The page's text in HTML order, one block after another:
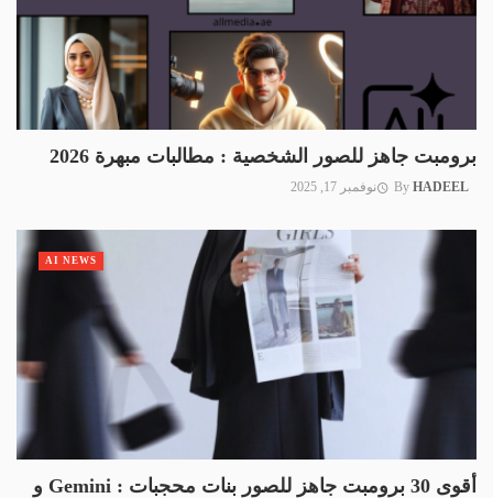
برومبت جاهز للصور الشخصية : مطالبات مبهرة 2026
By HADEEL نوفمبر 17, 2025
أقوى 30 برومبت جاهز للصور بنات محجبات : Gemini و
AI NEWS